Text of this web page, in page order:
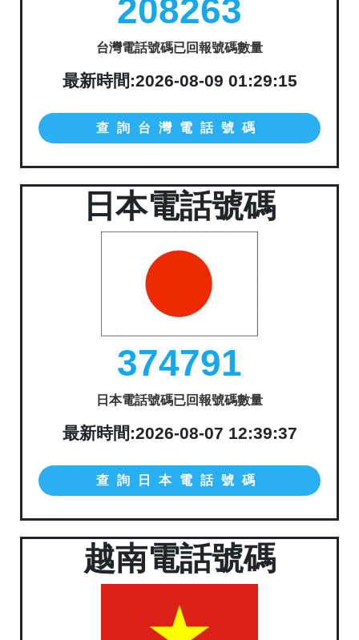
208263
台灣電話號碼已回報號碼數量
最新時間:2026-08-09 01:29:15
查詢台灣電話號碼
日本電話號碼
374791
日本電話號碼已回報號碼數量
最新時間:2026-08-07 12:39:37
查詢日本電話號碼
越南電話號碼